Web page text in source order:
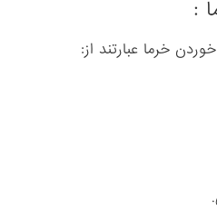
:
خرما عبارتند از: